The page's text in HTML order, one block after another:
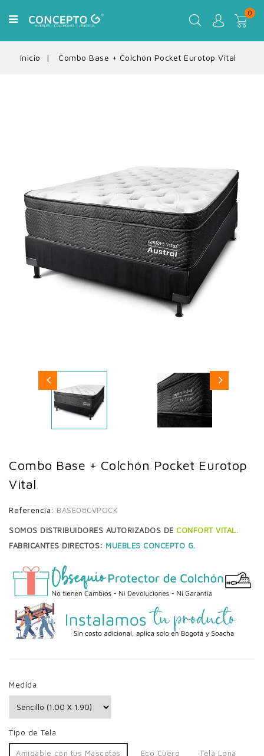
0
Inicio Combo Base + Colchón Pocket Eurotop Vital
Combo Base + Colchón Pocket Eurotop
Vital
Referencia: BASE08CVPOCK
SOMOS DISTRIBUIDORES AUTORIZADOS DE CONFORT VITAL.
FABRICANTES DIRECTOS: MUEBLES CONCEPTO G.
Medida
Tipo de Tela
Amigable con tus Mascotas Eco Cuero Tela Lona